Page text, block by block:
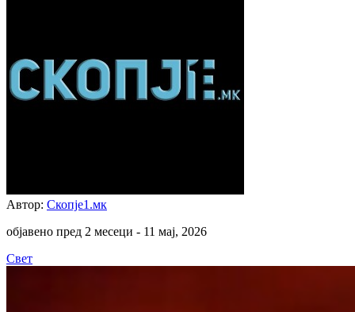
Автор: Скопје1.мк
објавено пред 2 месеци - 11 мај, 2026
Свет